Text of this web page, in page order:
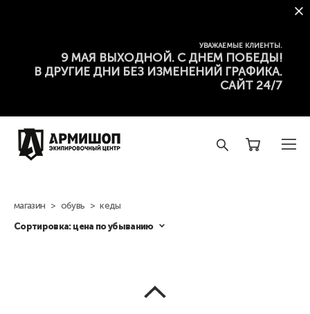
УВАЖАЕМЫЕ КЛИЕНТЫ.
9 МАЯ ВЫХОДНОЙ. С ДНЕМ ПОБЕДЫ!
В ДРУГИЕ ДНИ БЕЗ ИЗМЕНЕНИЙ ГРАФИКА.
САЙТ 24/7
магазин > обувь > кеды
Сортировка: цена по убыванию